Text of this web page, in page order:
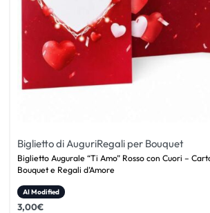
Biglietto di AuguriRegali per Bouquet
Biglietto Augurale “Ti Amo” Rosso con Cuori –
Bouquet e Regali d’Amore
AI Modified
3,00€